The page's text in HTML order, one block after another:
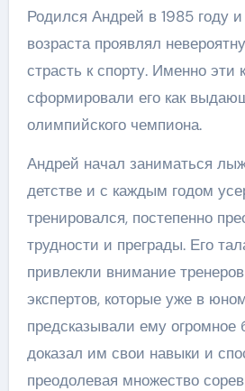
Родился Андрей в 1985 году и
возраста проявлял
страсть к спорту. Именно эти
сформировали его как
олимпийского чемпиона.
Андрей начал заниматься
детстве и с каждым годом
тренировался, постепенно
трудности и преграды. Его
привлекли внимание
экспертов, которые уже в
предсказывали ему огромное
доказал им свои навыки и
преодолевая множество